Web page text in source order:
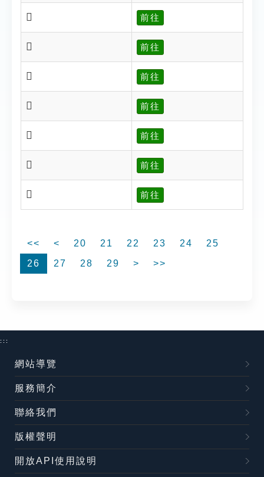
𤛲 前往
𤛳 前往
𤛶 前往
𤛶 前往
𤛹 前往
𤛹 前往
𤛺 前往
<< < 20 21 22 23 24
25
26
27 28 29 > >>
:::
網站導覽
服務簡介
聯絡我們
版權聲明
開放API使用說明